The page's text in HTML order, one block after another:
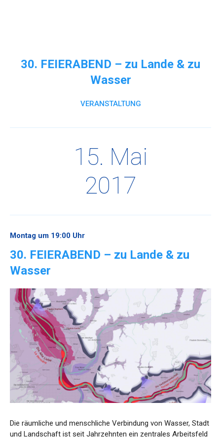
Design
Kommunikation
30. FEIERABEND – zu Lande & zu
Wasser
VERANSTALTUNG
15. Mai
2017
Montag um 19:00 Uhr
30. FEIERABEND – zu Lande & zu
Wasser
Die räumliche und menschliche Verbindung von Wasser, Stadt
und Landschaft ist seit Jahrzehnten ein zentrales Arbeitsfeld